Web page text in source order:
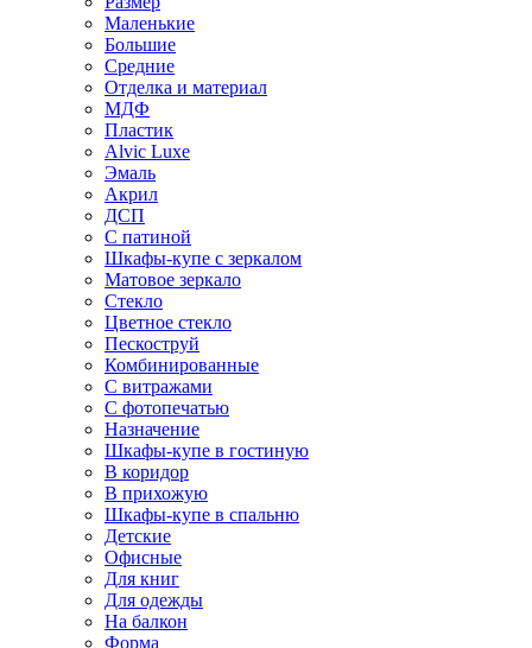
Маленькие
Большие
Средние
Отделка и материал
МДФ
Пластик
Alvic Luxe
Эмаль
Акрил
ДСП
С патиной
Шкафы-купе с зеркалом
Матовое зеркало
Стекло
Цветное стекло
Пескоструй
Комбинированные
С витражами
С фотопечатью
Назначение
Шкафы-купе в гостиную
В коридор
В прихожую
Шкафы-купе в спальню
Детские
Офисные
Для книг
Для одежды
На балкон
Форма